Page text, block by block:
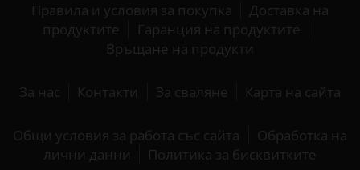
Правила и условия за покупка
Доставка на
продуктите
Гаранция на продуктите
Връщане на продукти
За нас Контакти За сваляне Карта на сайта
Общи условия за работа със сайта
Обработка на
лични данни
Политика за бисквитките